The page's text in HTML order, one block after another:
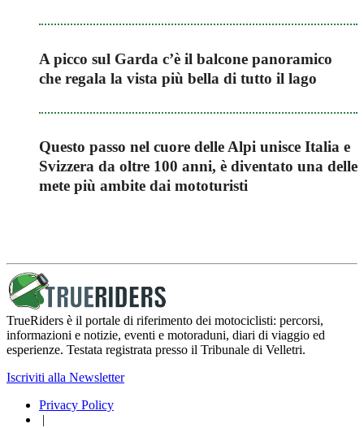
A picco sul Garda c’è il balcone panoramico
che regala la vista più bella di tutto il lago
Questo passo nel cuore delle Alpi unisce Italia e
Svizzera da oltre 100 anni, è diventato una delle
mete più ambite dai mototuristi
TrueRiders è il portale di riferimento dei motociclisti: percorsi,
informazioni e notizie, eventi e motoraduni, diari di viaggio ed
esperienze. Testata registrata presso il Tribunale di Velletri.
Iscriviti alla Newsletter
Privacy Policy
|